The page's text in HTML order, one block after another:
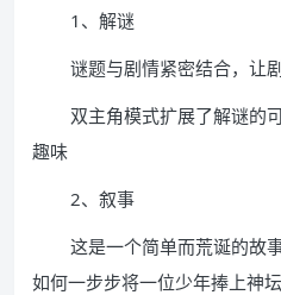
1、解谜
谜题与剧情紧密结合，让
双主角模式扩展了解谜的
趣味
2、叙事
这是一个简单而荒诞的故
如何一步步将一位少年捧上神坛